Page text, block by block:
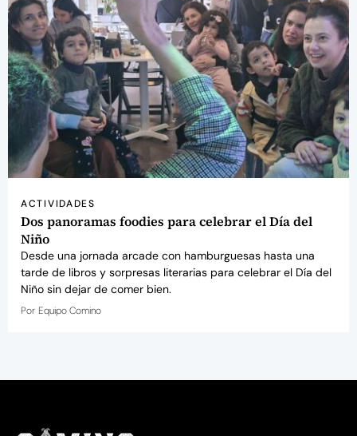
ACTIVIDADES
Dos panoramas foodies para celebrar el Día del
Niño
Desde una jornada arcade con hamburguesas hasta una
tarde de libros y sorpresas literarias para celebrar el Día del
Niño sin dejar de comer bien.
Por Equipo Comino